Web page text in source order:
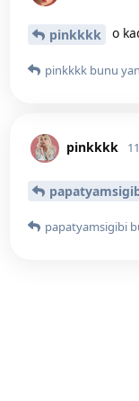
pinkkkk o
pinkkkk bunu
pinkkkk
papatyamsigibi